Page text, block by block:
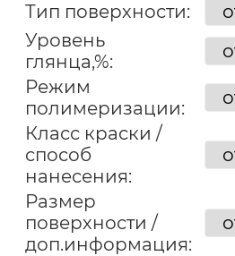
Тип поверхности:
Уровень
глянца,%:
Режим
полимеризации:
Класс краски /
способ
нанесения:
Размер
поверхности /
доп.информация: